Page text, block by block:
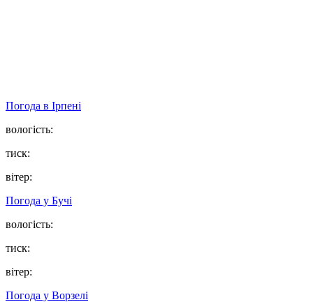
Погода в Ірпені
вологість:
тиск:
вітер:
Погода у Бучі
вологість:
тиск:
вітер:
Погода у Ворзелі